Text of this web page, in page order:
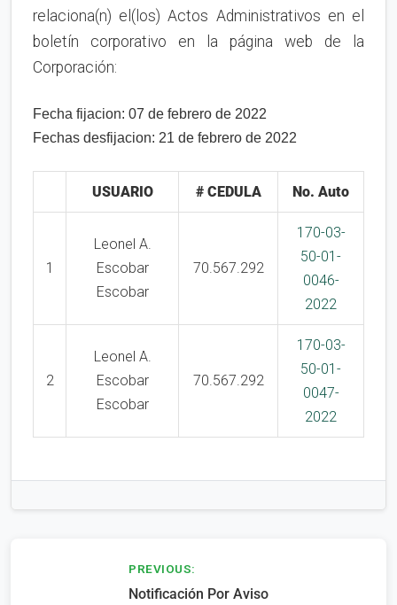
relaciona(n) el(los) Actos Administrativos en el
boletín corporativo en la página web de la
Corporación:
Fecha fijacion: 07 de febrero de 2022
Fechas desfijacion: 21 de febrero de 2022
USUARIO # CEDULA No. Auto
1
Leonel A.
Escobar
Escobar
70.567.292
170-03-
50-01-
0046-
2022
2
Leonel A.
Escobar
Escobar
70.567.292
170-03-
50-01-
0047-
2022
NavegaciónPREVIOUS:
Notificación Por Aviso